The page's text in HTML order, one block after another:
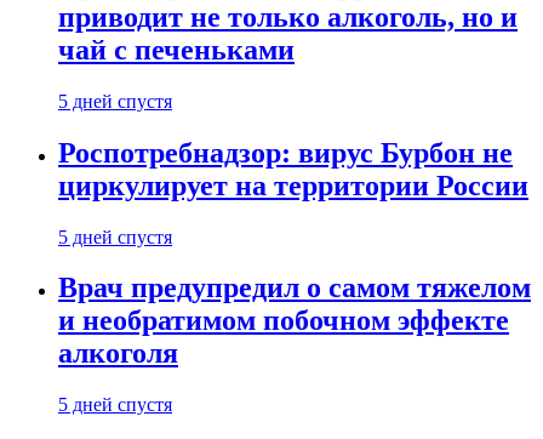
приводит не только алкоголь, но и
чай с печеньками
5 дней спустя
Роспотребнадзор: вирус Бурбон не
циркулирует на территории России
5 дней спустя
Врач предупредил о самом тяжелом
и необратимом побочном эффекте
алкоголя
5 дней спустя